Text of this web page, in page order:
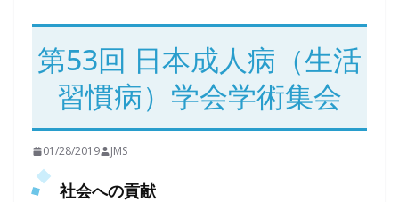
第53回 日本成人病（生活
習慣病）学会学術集会
01/28/2019 JMS
社会への貢献